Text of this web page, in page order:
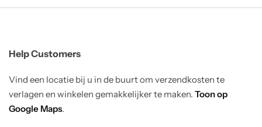
Help Customers
Vind een locatie bij u in de buurt om verzendkosten te
verlagen en winkelen gemakkelijker te maken. Toon op
Google Maps.